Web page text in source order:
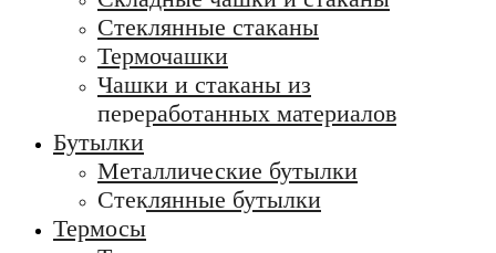
Стеклянные стаканы
Термочашки
Чашки и стаканы из
переработанных материалов
Бутылки
Металлические бутылки
Стеклянные бутылки
Термосы